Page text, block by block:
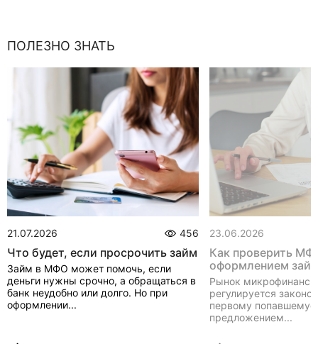
ПОЛЕЗНО ЗНАТЬ
21.07.2026 456
Что будет, если просрочить займ
Займ в МФО может помочь, если
деньги нужны срочно, а обращаться в
банк неудобно или долго. Но при
оформлении...
23.06.2026
Как проверить
оформлением
Рынок
регулируется
первому
предложением...